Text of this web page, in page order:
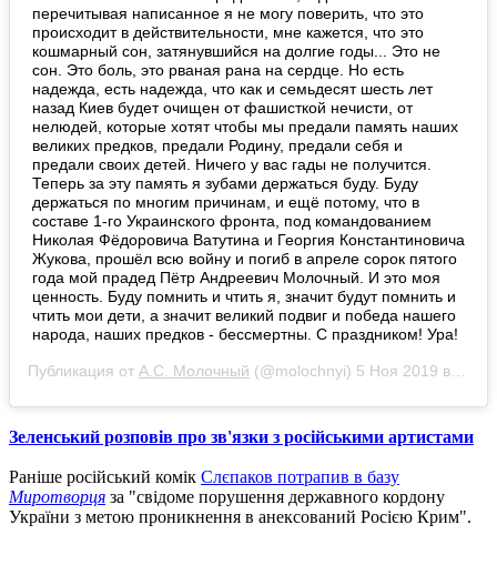
перечитывая написанное я не могу поверить, что это
происходит в действительности, мне кажется, что это
кошмарный сон, затянувшийся на долгие годы... Это не
сон. Это боль, это рваная рана на сердце. Но есть
надежда, есть надежда, что как и семьдесят шесть лет
назад Киев будет очищен от фашисткой нечисти, от
нелюдей, которые хотят чтобы мы предали память наших
великих предков, предали Родину, предали себя и
предали своих детей. Ничего у вас гады не получится.
Теперь за эту память я зубами держаться буду. Буду
держаться по многим причинам, и ещё потому, что в
составе 1-го Украинского фронта, под командованием
Николая Фёдоровича Ватутина и Георгия Константиновича
Жукова, прошёл всю войну и погиб в апреле сорок пятого
года мой прадед Пётр Андреевич Молочный. И это моя
ценность. Буду помнить и чтить я, значит будут помнить и
чтить мои дети, а значит великий подвиг и победа нашего
народа, наших предков - бессмертны. С праздником! Ура!
Публикация от А.С. Молочный (@molochnyi) 5 Ноя 2019 в 9:12 PST
Зеленський розповів про зв'язки з російськими артистами
Раніше російський комік Слєпаков потрапив в базу
Миротворця за "свідоме порушення державного кордону
України з метою проникнення в анексований Росією Крим".